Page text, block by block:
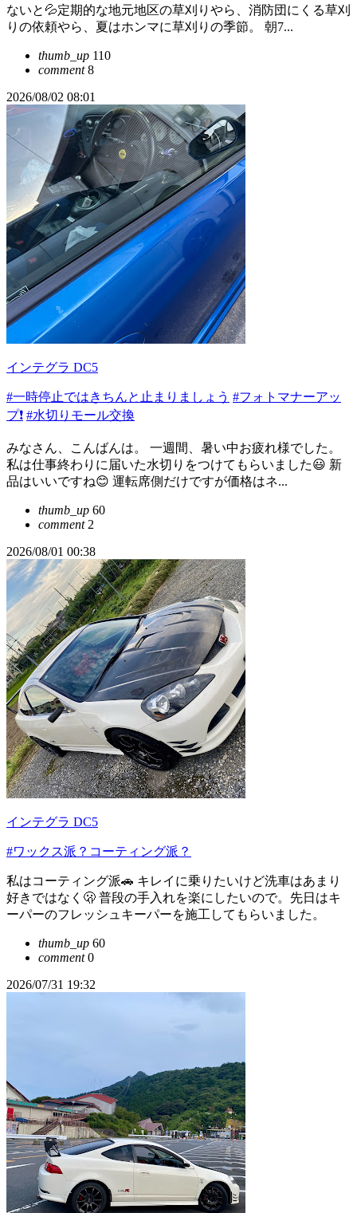
ないと💦定期的な地元地区の草刈りやら、消防団にくる草刈
りの依頼やら、夏はホンマに草刈りの季節。 朝7...
thumb_up 110
comment8
2026/08/02 08:01
インテグラ DC5
#一時停止ではきちんと止まりましょう #フォトマナーアッ
プ❗️ #水切りモール交換
みなさん、こんばんは。 一週間、暑い中お疲れ様でした。
私は仕事終わりに届いた水切りをつけてもらいました😃 新
品はいいですね😊 運転席側だけですが価格はネ...
thumb_up 60
comment2
2026/08/01 00:38
インテグラ DC5
#ワックス派？コーティング派？
私はコーティング派🚗 キレイに乗りたいけど洗車はあまり
好きではなく🫢 普段の手入れを楽にしたいので。先日はキ
ーパーのフレッシュキーパーを施工してもらいました。
thumb_up 60
comment0
2026/07/31 19:32